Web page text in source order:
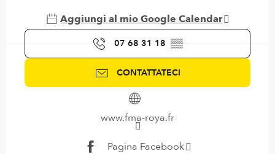
Aggiungi al mio Google Calendar
07 68 31 18 ▒▒
CONTATTATECI
www.fma-roya.fr
Pagina Facebook